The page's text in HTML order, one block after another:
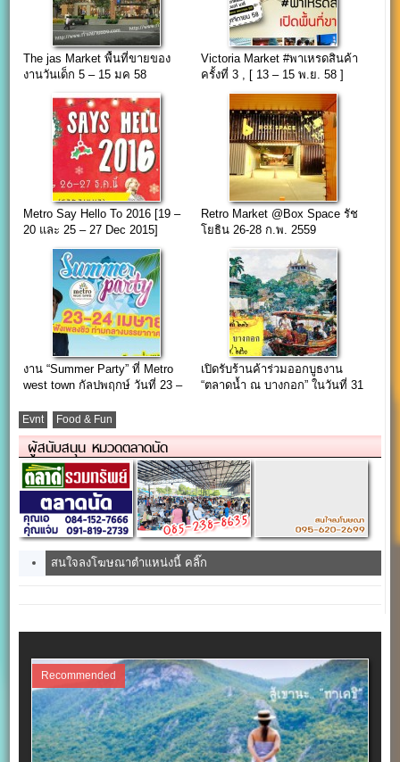
The jas Market พื้นที่ขายของ
งานวันเด็ก 5 – 15 มค 58
Victoria Market #พาเหรดสินค้า
ครั้งที่ 3 , [ 13 – 15 พ.ย. 58 ]
Metro Say Hello To 2016 [19 –
20 และ 25 – 27 Dec 2015]
Retro Market @Box Space รัช
โยธิน 26-28 ก.พ. 2559
งาน “Summer Party” ที่ Metro
west town กัลปพฤกษ์ วันที่ 23 –
เปิดรับร้านค้าร่วมออกบูธงาน
“ตลาดน้ำ ณ บางกอก” ในวันที่ 31
Evnt Food & Fun
ผู้สนับสนุน หมวดตลาดนัด
สนใจลงโฆษณาตำแหน่งนี้ คลิ๊ก
Recommended